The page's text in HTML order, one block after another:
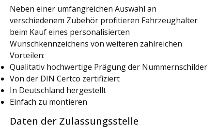
Neben einer umfangreichen Auswahl an
verschiedenem Zubehör profitieren Fahrzeughalter
beim Kauf eines personalisierten
Wunschkennzeichens von weiteren zahlreichen
Vorteilen:
Qualitativ hochwertige Prägung der Nummernschilder
Von der DIN Certco zertifiziert
In Deutschland hergestellt
Einfach zu montieren
Daten der Zulassungsstelle